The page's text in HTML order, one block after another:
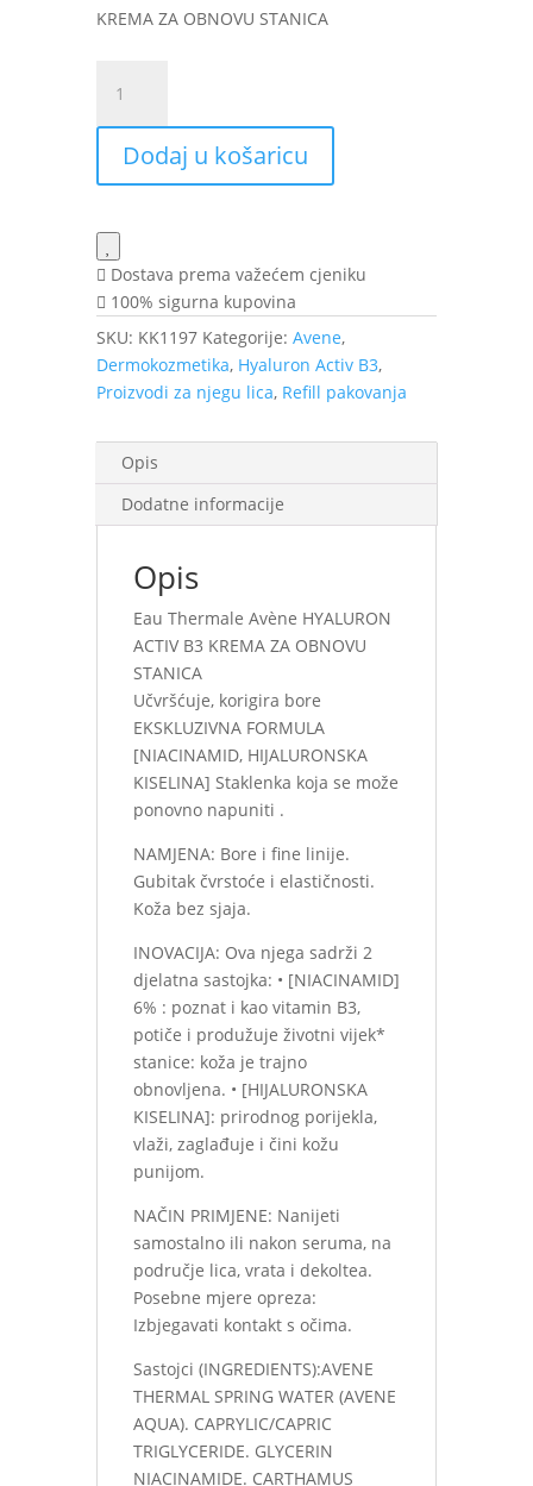
KREMA ZA OBNOVU STANICA
Hyaluron
Activ
dnevna
50
ml
REFILL
količina
Dodaj u košaricu
Dostava prema važećem cjeniku
100% sigurna kupovina
SKU: KK1197 Kategorije: Avene,
Dermokozmetika, Hyaluron Activ B3,
Proizvodi za njegu lica, Refill pakovanja
Opis
Dodatne informacije
Opis
Eau Thermale Avène HYALURON
ACTIV B3 KREMA ZA OBNOVU
STANICA
Učvršćuje, korigira bore
EKSKLUZIVNA FORMULA
[NIACINAMID, HIJALURONSKA
KISELINA] Staklenka koja se može
ponovno napuniti .
NAMJENA: Bore i fine linije.
Gubitak čvrstoće i elastičnosti.
Koža bez sjaja.
INOVACIJA: Ova njega sadrži 2
djelatna sastojka: • [NIACINAMID]
6% : poznat i kao vitamin B3,
potiče i produžuje životni vijek*
stanice: koža je trajno
obnovljena. • [HIJALURONSKA
KISELINA]: prirodnog porijekla,
vlaži, zaglađuje i čini kožu
punijom.
NAČIN PRIMJENE: Nanijeti
samostalno ili nakon seruma, na
područje lica, vrata i dekoltea.
Posebne mjere opreza:
Izbjegavati kontakt s očima.
Sastojci (INGREDIENTS):AVENE
THERMAL SPRING WATER (AVENE
AQUA). CAPRYLIC/CAPRIC
TRIGLYCERIDE. GLYCERIN
NIACINAMIDE. CARTHAMUS